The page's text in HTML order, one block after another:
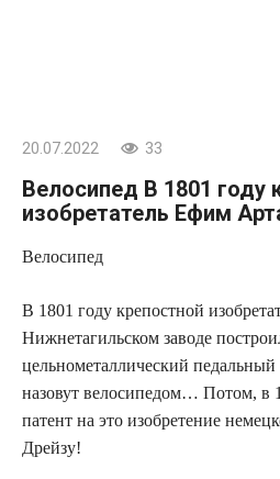
20.07.2022 33
Велосипед В 1801 году
изобретатель Ефим
Велосипед
В 1801 году крепостной
Нижнетагильском заводе
цельнометаллический
назовут велосипедом… Потом, в
патент на это изобретение
Дрейзу!